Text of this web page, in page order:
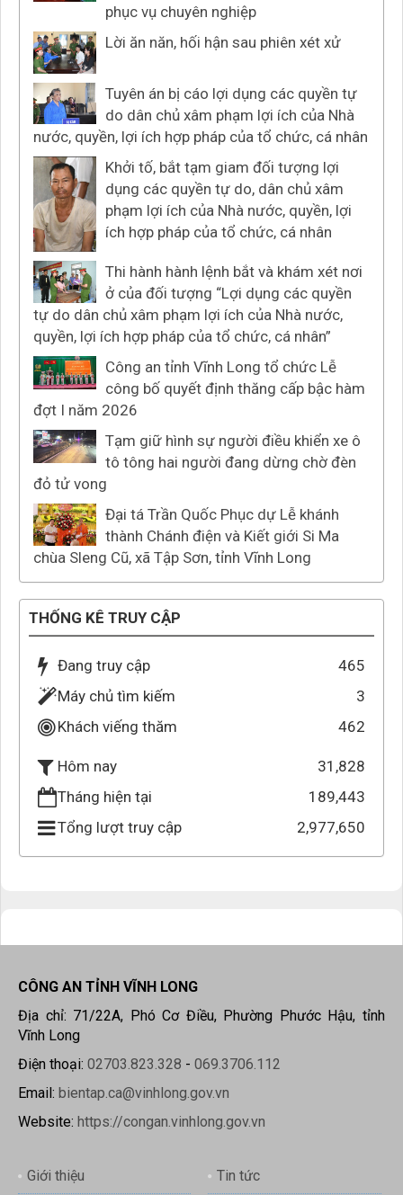
phục vụ chuyên nghiệp
Lời ăn năn, hối hận sau phiên xét xử
Tuyên án bị cáo lợi dụng các quyền tự
do dân chủ xâm phạm lợi ích của Nhà
nước, quyền, lợi ích hợp pháp của tổ chức, cá nhân
Khởi tố, bắt tạm giam đối tượng lợi
dụng các quyền tự do, dân chủ xâm
phạm lợi ích của Nhà nước, quyền, lợi
ích hợp pháp của tổ chức, cá nhân
Thi hành hành lệnh bắt và khám xét nơi
ở của đối tượng “Lợi dụng các quyền
tự do dân chủ xâm phạm lợi ích của Nhà nước,
quyền, lợi ích hợp pháp của tổ chức, cá nhân”
Công an tỉnh Vĩnh Long tổ chức Lễ
công bố quyết định thăng cấp bậc hàm
đợt I năm 2026
Tạm giữ hình sự người điều khiển xe ô
tô tông hai người đang dừng chờ đèn
đỏ tử vong
Đại tá Trần Quốc Phục dự Lễ khánh
thành Chánh điện và Kiết giới Si Ma
chùa Sleng Cũ, xã Tập Sơn, tỉnh Vĩnh Long
THỐNG KÊ TRUY CẬP
Đang truy cập
465
Máy chủ tìm kiếm
3
Khách viếng thăm
462
Hôm nay
31,828
Tháng hiện tại
189,443
Tổng lượt truy cập
2,977,650
CÔNG AN TỈNH VĨNH LONG
Địa chỉ: 71/22A, Phó Cơ Điều, Phường Phước Hậu, tỉnh
Vĩnh Long
Điện thoại: 02703.823.328 - 069.3706.112
Email: bientap.ca@vinhlong.gov.vn
Website: https://congan.vinhlong.gov.vn
Giới thiệu Tin tức